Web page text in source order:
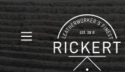
Zum Hauptinhalt springen